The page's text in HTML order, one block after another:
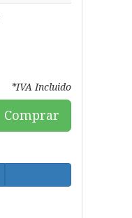
*IVA Incluido
Comprar